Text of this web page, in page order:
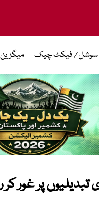
سوشل / فیکٹ چیک میگزین